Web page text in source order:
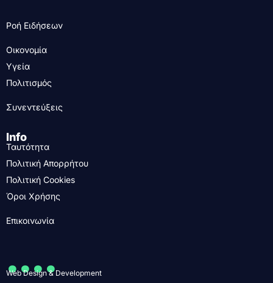
Ροή Ειδήσεων
Οικονομία
Υγεία
Πολιτισμός
Συνεντεύξεις
Info
Ταυτότητα
Πολιτική Απορρήτου
Πολιτική Cookies
Όροι Χρήσης
Επικοινωνία
....
Web Design & Development